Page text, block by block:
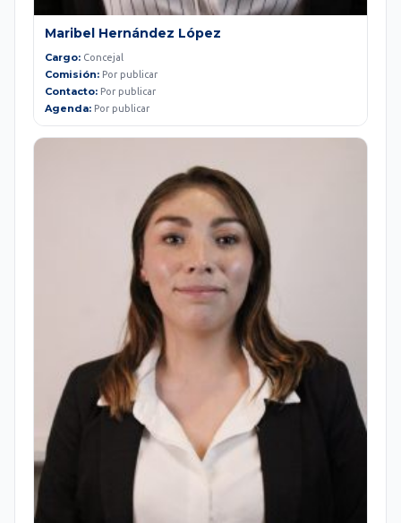
Maribel Hernández López
Cargo: Concejal
Comisión: Por publicar
Contacto: Por publicar
Agenda: Por publicar